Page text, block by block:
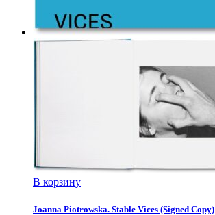
В корзину
Joanna Piotrowska. Stable Vices (Signed Copy)